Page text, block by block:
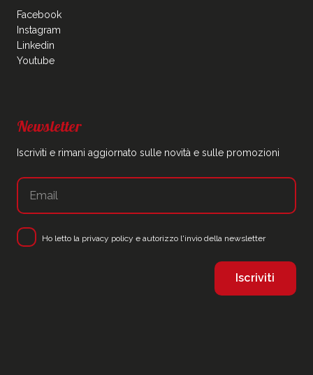
Facebook
Instagram
Linkedin
Youtube
Newsletter
Iscriviti e rimani aggiornato sulle novità e sulle promozioni
Ho letto la privacy policy e autorizzo l'invio della newsletter